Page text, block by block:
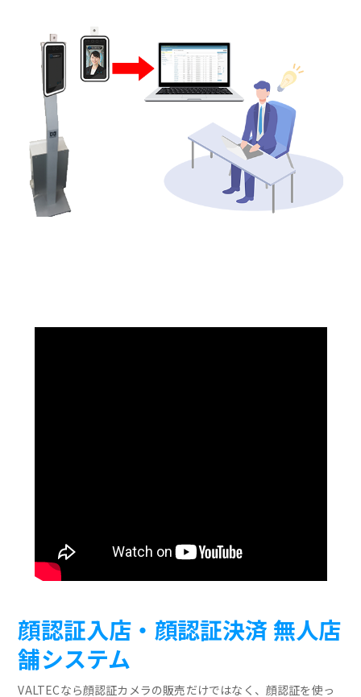
顔認証入店・顔認証決済 無人店
舗システム
VALTECなら顔認証カメラの販売だけではなく、顔認証を使っ